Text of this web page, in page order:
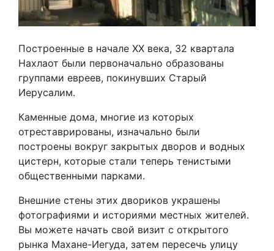
Построенные в начале XX века, 32 квартала
Нахлаот были первоначально образованы
группами евреев, покинувших Старый
Иерусалим.
Каменные дома, многие из которых
отреставрированы, изначально были
построены вокруг закрытых дворов и водных
цистерн, которые стали теперь тенистыми
общественными парками.
Внешние стены этих двориков украшены
фотографиями и историями местных жителей.
Вы можете начать свой визит с открытого
рынка Махане-Иегуда, затем пересечь улицу